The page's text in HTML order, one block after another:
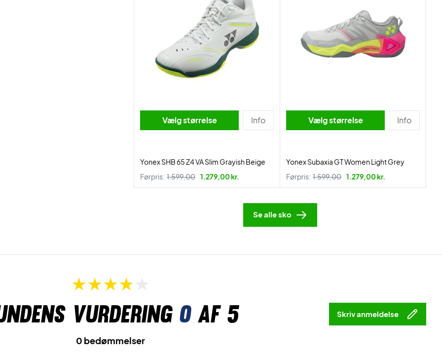
Vælg størrelse Info
Yonex SHB 65 Z4 VA Slim Grayish Beige
Førpris: 1.599,00 1.279,00 kr.
Vælg størrelse Info
Yonex Subaxia GT Women Light Grey
Førpris: 1.599,00 1.279,00 kr.
Se alle sko
vurdering 0af 5 Skriv anmeldelse
0 bedømmelser